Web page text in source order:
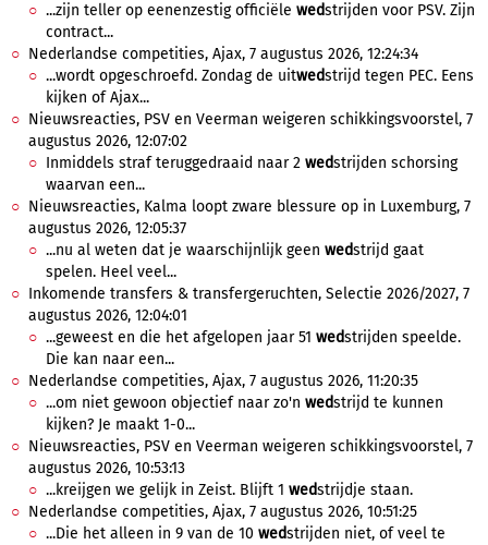
...zijn teller op eenenzestig officiële wedstrijden voor PSV. Zijn
contract...
Nederlandse competities, Ajax, 7 augustus 2026, 12:24:34
...wordt opgeschroefd. Zondag de uitwedstrijd tegen PEC. Eens
kijken of Ajax...
Nieuwsreacties, PSV en Veerman weigeren schikkingsvoorstel, 7
augustus 2026, 12:07:02
Inmiddels straf teruggedraaid naar 2 wedstrijden schorsing
waarvan een...
Nieuwsreacties, Kalma loopt zware blessure op in Luxemburg, 7
augustus 2026, 12:05:37
...nu al weten dat je waarschijnlijk geen wedstrijd gaat
spelen. Heel veel...
Inkomende transfers & transfergeruchten, Selectie 2026/2027, 7
augustus 2026, 12:04:01
...geweest en die het afgelopen jaar 51 wedstrijden speelde.
Die kan naar een...
Nederlandse competities, Ajax, 7 augustus 2026, 11:20:35
...om niet gewoon objectief naar zo'n wedstrijd te kunnen
kijken? Je maakt 1-0...
Nieuwsreacties, PSV en Veerman weigeren schikkingsvoorstel, 7
augustus 2026, 10:53:13
...kreijgen we gelijk in Zeist. Blijft 1 wedstrijdje staan.
Nederlandse competities, Ajax, 7 augustus 2026, 10:51:25
...Die het alleen in 9 van de 10 wedstrijden niet, of veel te